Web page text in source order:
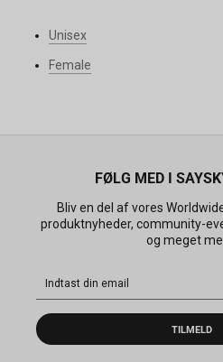
Unisex
Female
FØLG MED I
Bliv en del af vores
produktnyheder, community-
og meget
TILMELD